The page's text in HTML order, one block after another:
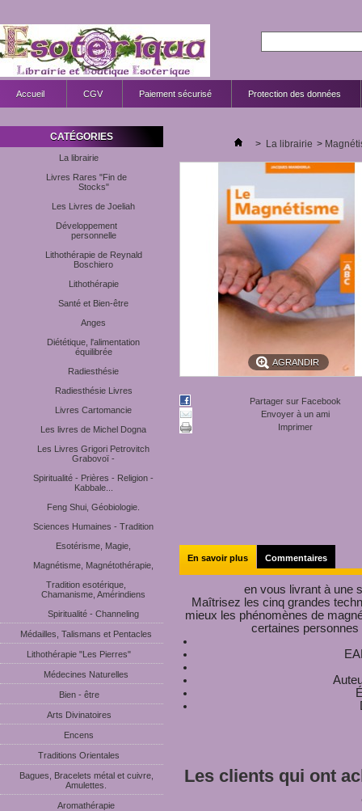
Accueil CGV Paiement sécurisé Protection des données
CATÉGORIES
La librairie
Livres Rares "Fin de
Stocks"
Les Livres de Joeliah
Développement
personnelle
Lithothérapie de Reynald
Boschiero
Lithothérapie
Santé et Bien-être
Anges
Diététique, l'alimentation
équilibrée
Radiesthésie
Radiesthésie Livres
Livres Cartomancie
Les livres de Michel Dogna
Les Livres Grigori Petrovitch
Grabovoï -
Spiritualité - Prières - Religion -
Kabbale...
Feng Shui, Géobiologie.
Sciences Humaines - Tradition
Esotérisme, Magie,
Magnétisme, Magnétothérapie,
Tradition esotérique,
Chamanisme, Amérindiens
Spiritualité - Channeling
Médailles, Talismans et Pentacles
Lithothérapie "Les Pierres"
Médecines Naturelles
Bien - être
Arts Divinatoires
Encens
Traditions Orientales
Bagues, Bracelets métal et cuivre,
Amulettes.
Aromathérapie
> La librairie >
AGRANDIR
Partager sur Facebook
Envoyer à un ami
Imprimer
En savoir plus Commentaires
en vous livrant à une
Maîtrisez les cinq grandes
mieux les phénomènes de
certaines
Les clients qui ont